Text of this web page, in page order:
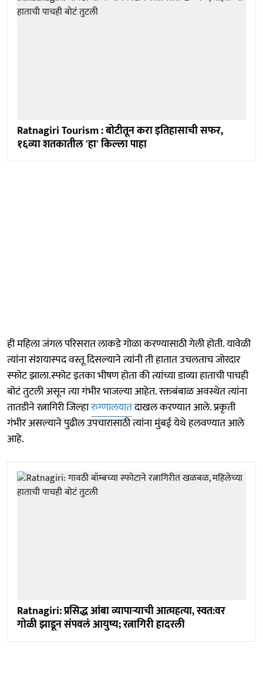
Ratnagiri Tourism : बोटीतून करा इतिहासाची सफर,
१६व्या शतकातील 'हा' किल्ला पाहा
ही महिला जंगल परिसरात लाकडे गोळा करण्यासाठी गेली होती. यावेळी
त्यांना संशयास्पद वस्तू दिसल्याने त्यांनी ती हातात उचलताच जोरदार
स्फोट झाला.स्फोट इतका भीषण होता की त्यांच्या डाव्या हाताची पाचही
बोटं तुटली असून त्या गंभीर भाजल्या आहेत. रक्तबंबाळ अवस्थेत त्यांना
तातडीने रत्नागिरी जिल्हारुग्णालयातदाखल करण्यात आले. प्रकृती
गंभीर असल्याने पुढील उपचारासाठी त्यांना मुंबई येथे हलवण्यात आले
आहे.
Ratnagiri: प्रसिद्ध आंबा व्यापाऱ्याची आत्महत्या, स्वत:वर
गोळी झाडून संपवलं आयुष्य; रत्नागिरी हादरली